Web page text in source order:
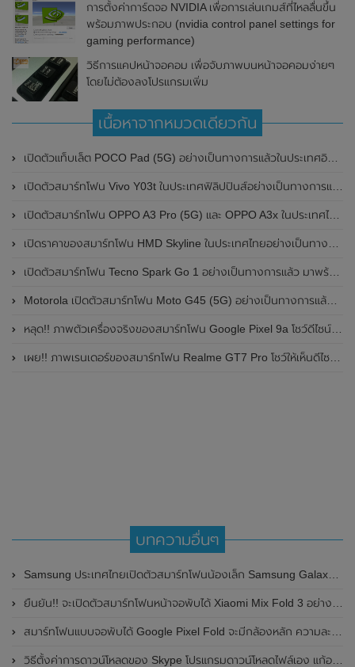
การตั้งค่าการ์ดจอ NVIDIA เพื่อการเล่นเกมส์ที่ไหลลื่นขึ้น
พร้อมภาพประกอบ (nvidia control panel settings for
gaming performance)
วิธีการแคปหน้าจอคอม เพื่อจับภาพบนหน้าจอคอมง่ายๆ
โดยไม่ต้องลงโปรแกรมเพิ่ม
เนื้อหาจากหมวดเดียวกัน
เปิดตัวแท็บเล็ต POCO Pad (5G) อย่างเป็นทางการแล้วในประเทศอินเดีย มาพร้อมชิปเซ็ต Snapdragon 7s Gen 2 ของ Qualcomm และรองรับเครือข่าย 5G
เปิดตัวสมาร์ทโฟน Vivo Y03t ในประเทศฟิลิปปินส์อย่างเป็นทางการแล้ว มาพร้อมชิปเซ็ต Unisoc T612 , กล้องหลัง ความละเอียด 13MP , แบตเตอรี่ 5,000mAh และหน้าจอแสดงผล LCD / 90Hz
เปิดตัวสมาร์ทโฟน OPPO A3 Pro (5G) และ OPPO A3x ในประเทศไทยอย่างเป็นทางการแล้ว ในราคาเริ่มต้นเพียง 3,999 บาท
เปิดราคาของสมาร์ทโฟน HMD Skyline ในประเทศไทยอย่างเป็นทางการแล้ว ราคา 14,990 บาท
เปิดตัวสมาร์ทโฟน Tecno Spark Go 1 อย่างเป็นทางการแล้ว มาพร้อมหน้าจอแสดงผล LCD / 120Hz , แบตเตอรี่ 5,000mAh และใช้ชิปเซ็ต Unisoc
Motorola เปิดตัวสมาร์ทโฟน Moto G45 (5G) อย่างเป็นทางการแล้วในอินเดีย
หลุด!! ภาพตัวเครื่องจริงของสมาร์ทโฟน Google Pixel 9a โชว์ดีไซน์ใหม่ กล้องหลังแบนราบ ไม่มีกรอบของกล้องแล้ว
เผย!! ภาพเรนเดอร์ของสมาร์ทโฟน Realme GT7 Pro โชว์ให้เห็นดีไซน์ใหม่ พร้อมเผยรายละเอียดสเปกที่สำคัญบางส่วน
บทความอื่นๆ
Samsung ประเทศไทยเปิดตัวสมาร์ทโฟนน้องเล็ก Samsung Galaxy A02 อย่างเป็นทางการ ในราคาประหยัดเพียง 2,999 บาท
ยืนยัน!! จะเปิดตัวสมาร์ทโฟนหน้าจอพับได้ Xiaomi Mix Fold 3 อย่างเป็นทางการในเดือนสิงหาคม 2023 นี้
สมาร์ทโฟนแบบจอพับได้ Google Pixel Fold จะมีกล้องหลัก ความละเอียด 12.2MP คาดเปิดตัวปีหน้า 2022
วิธีตั้งค่าการดาวน์โหลดของ Skype โปรแกรมดาวน์โหลดไฟล์เอง แก้อย่างไร